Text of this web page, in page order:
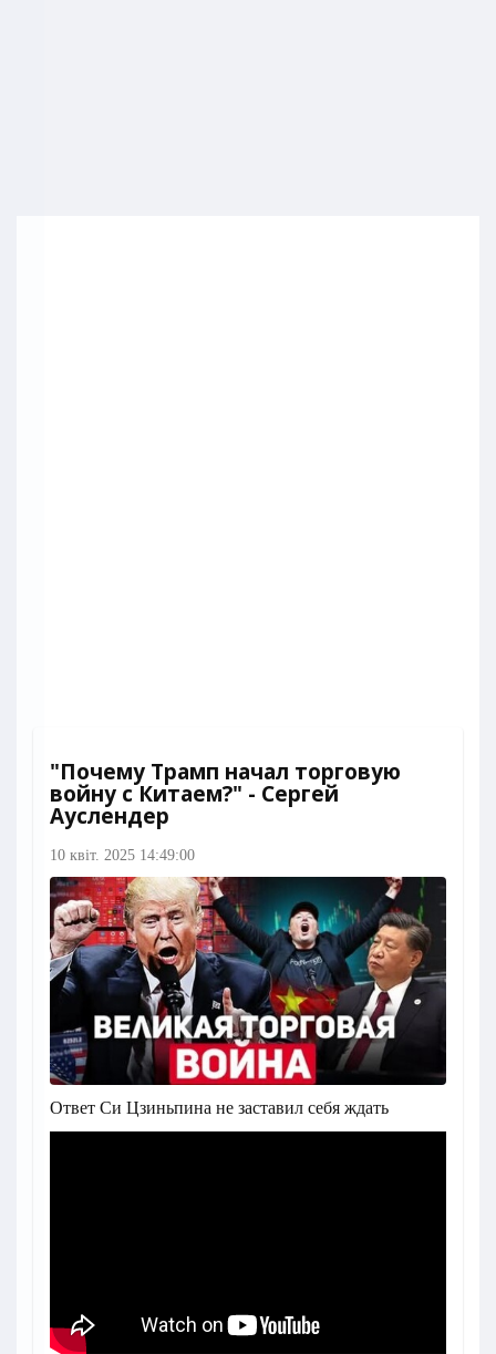
"Почему Трамп начал торговую
войну с Китаем?" - Сергей
Ауслендер
10 квіт. 2025 14:49:00
Ответ Си Цзиньпина не заставил себя ждать